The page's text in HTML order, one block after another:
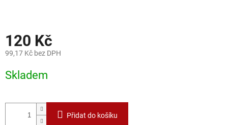
120 Kč
99,17 Kč bez DPH
cena:
Skladem
Přidat do košíku